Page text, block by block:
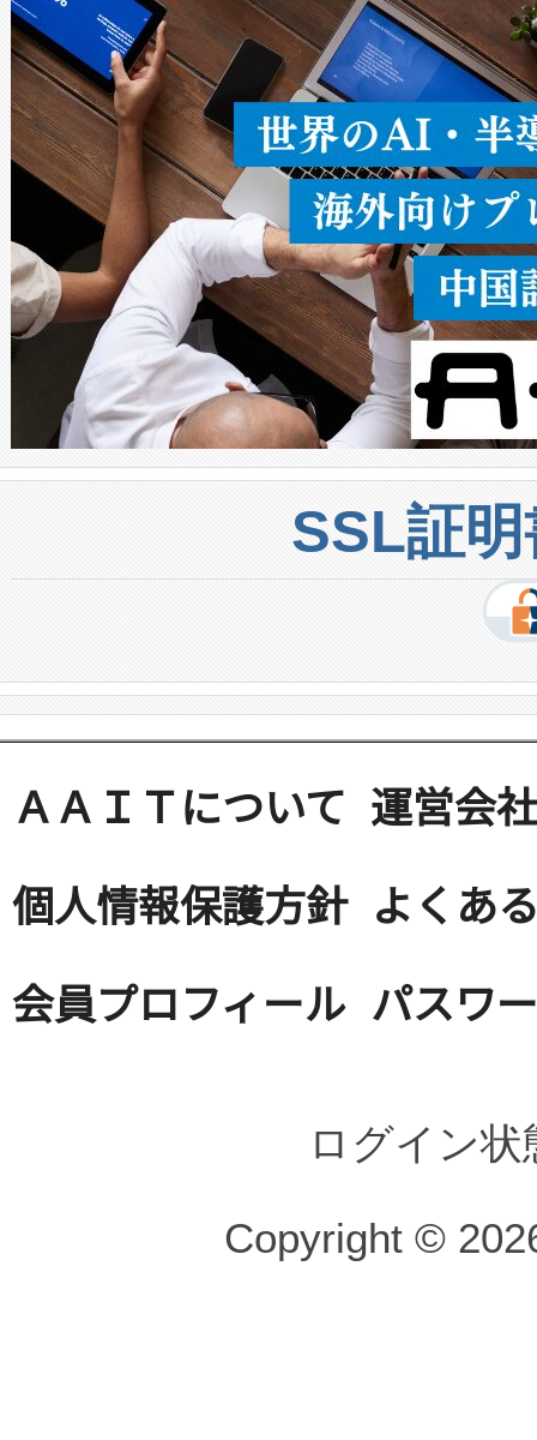
うにします。遠距離まで届く
密度なスキャ […]
SSL証
ＡＡＩＴについて 運営会社
個人情報保護方針 よくあ
会員プロフィール パスワ
ログイン
Copyright ©